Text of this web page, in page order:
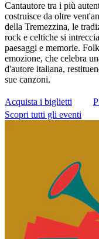
Cantautore tra i più
costruisce da oltre
della Tremezzina, le
rock e celtiche si
paesaggi e memorie.
emozione, che celebra
d'autore italiana,
sue canzoni.
Acquista i biglietti
Scopri tutti gli eventi